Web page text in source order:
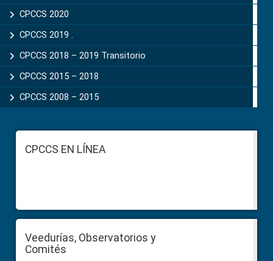
CPCCS 2020
CPCCS 2019 .
CPCCS 2018 – 2019 Transitorio
CPCCS 2015 – 2018
CPCCS 2008 – 2015
FooterCPCCS EN LÍNEA
Veedurías, Observatorios y
Comités